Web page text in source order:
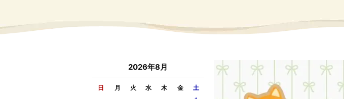
2026年8月
日 月 火 水 木 金 土